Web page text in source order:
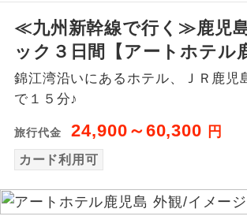
≪九州新幹線で行く≫鹿児
ック３日間【アートホテル
錦江湾沿いにあるホテル、ＪＲ鹿児
で１５分♪
旅行代金 24,900～60,300 円
カード利用可
現地添乗員同
現地到着空港（駅）か
（駅）まで添乗員が同
バスガイド乗
務
バスガイドが乗務し、
新コース
世界遺産
然遺産を訪ねるコース